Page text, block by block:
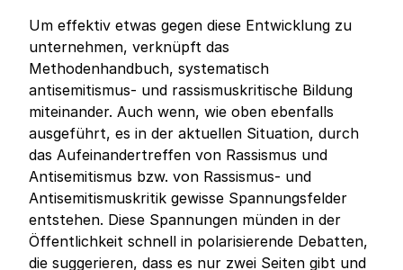
Um effektiv etwas gegen diese Entwicklung zu
unternehmen, verknüpft das
Methodenhandbuch, systematisch
antisemitismus- und rassismuskritische Bildung
miteinander. Auch wenn, wie oben ebenfalls
ausgeführt, es in der aktuellen Situation, durch
das Aufeinandertreffen von Rassismus und
Antisemitismus bzw. von Rassismus- und
Antisemitismuskritik gewisse Spannungsfelder
entstehen. Diese Spannungen münden in der
Öffentlichkeit schnell in polarisierende Debatten,
die suggerieren, dass es nur zwei Seiten gibt und